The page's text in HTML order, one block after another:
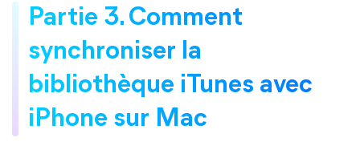
Partie 3. Comment
synchroniser la
bibliothèque iTunes avec
iPhone sur Mac